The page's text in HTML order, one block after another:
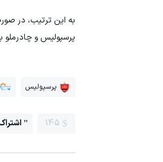
به این ترتیب، در
پرسپولیس و چادرملو
پرسپولیس
145